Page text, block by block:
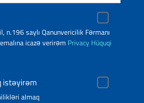
n.196 saylı Qanunvericilik Fərmanı
icazə verirəm Privacy Hüquqi
istəyirəm
almaq